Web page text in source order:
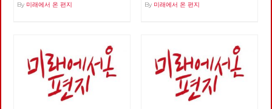
By 미래에서 온 편지 By 미래에서 온 편지